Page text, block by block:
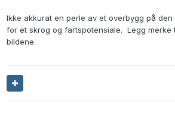
Ikke akkurat en perle av et overbygg på
for et skrog og fartspotensiale. Legg merke
bildene.